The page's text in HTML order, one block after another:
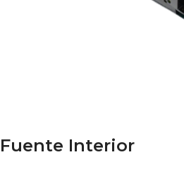
Fuente Interior